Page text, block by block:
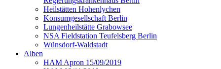
Heilstätten Hohenlychen
Konsumgesellschaft Berlin
Lungenheilstätte Grabowsee
NSA Fieldstation Teufelsberg Berlin
Wünsdorf-Waldstadt
Alben
HAM Apron 15/09/2019